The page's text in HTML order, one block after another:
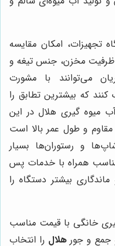
تجهیزات، امکان مقایسه
ظرفیت مخزن، جنس تیغه و
می‌توانند با مشورت
که بیشترین تطابق را
میوه گیری هلال در این
و طول عمر بالا است
و رستوران‌ها بسیار
همراه با خدمات پس
بیشتر دستگاه را
خانگی با قیمت مناسب
جمع و جورهلال را انتخاب